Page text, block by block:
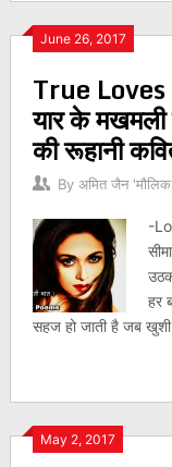
June 26, 2017
True
यार के मखमली
की रूहानी
By अमित जैन 'मौलिक'
-
हर
सहज हो जाती है जब
May 2, 2017